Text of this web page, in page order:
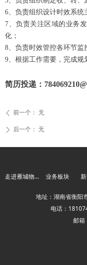
6、负责组织设计时效系统
7、负责关注区域的业务
化；
8、负责时效管控各环节监
9、根据工作需要，完成规
简历投递：
ꄴ 前一个： 无
ꄲ 后一个： 无
走进雁城物流 业务板块
地址：湖南省衡阳
电话：
邮箱